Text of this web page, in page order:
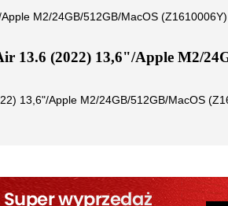
M2/24GB/512GB/MacOS (Z1610006Y)
13.6 (2022) 13,6"/Apple M2/
13,6"/Apple M2/24GB/512GB/MacOS